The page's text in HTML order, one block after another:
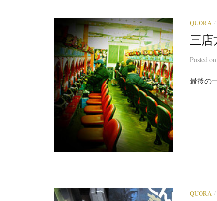
QUORA /
三店
Postedon
最後の
QUORA /